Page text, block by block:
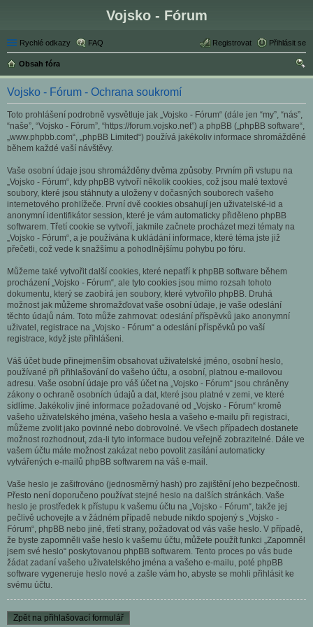
Vojsko - Fórum
Rychlé odkazy FAQ Přihlásit se
Registrovat
Obsah fóra
led
Vojsko - Fórum - Ochrana soukromí
Toto prohlášení podrobně vysvětluje jak „Vojsko - Fórum“ (dále jen “my”, “nás”,
“naše”, “Vojsko - Fórum”, “https://forum.vojsko.net”) a phpBB („phpBB software“,
„www.phpbb.com“, „phpBB Limited“) používá jakékoliv informace shromážděné
během každé vaší návštěvy.
Vaše osobní údaje jsou shromážděny dvěma způsoby. Prvním při vstupu na
„Vojsko - Fórum“, kdy phpBB vytvoří několik cookies, což jsou malé textové
soubory, které jsou stáhnuty a uloženy v dočasných souborech vašeho
internetového prohlížeče. První dvě cookies obsahují jen uživatelské-id a
anonymní identifikátor session, které je vám automaticky přiděleno phpBB
softwarem. Třetí cookie se vytvoří, jakmile začnete procházet mezi tématy na
„Vojsko - Fórum“, a je používána k ukládání informace, které téma jste již
přečetli, což vede k snažšímu a pohodlnějšímu pohybu po fóru.
Můžeme také vytvořit další cookies, které nepatří k phpBB software během
procházení „Vojsko - Fórum“, ale tyto cookies jsou mimo rozsah tohoto
dokumentu, který se zaobírá jen soubory, které vytvořilo phpBB. Druhá
možnost jak můžeme shromažďovat vaše osobní údaje, je vaše odeslání
těchto údajů nám. Toto může zahrnovat: odeslání příspěvků jako anonymní
uživatel, registrace na „Vojsko - Fórum“ a odeslání příspěvků po vaší
registrace, když jste přihlášeni.
Váš účet bude přinejmenším obsahovat uživatelské jméno, osobní heslo,
používané při přihlašování do vašeho účtu, a osobní, platnou e-mailovou
adresu. Vaše osobní údaje pro váš účet na „Vojsko - Fórum“ jsou chráněny
zákony o ochraně osobních údajů a dat, které jsou platné v zemi, ve které
sídlíme. Jakékoliv jiné informace požadované od „Vojsko - Fórum“ kromě
vašeho uživatelského jména, vašeho hesla a vašeho e-mailu při registraci,
můžeme zvolit jako povinné nebo dobrovolné. Ve všech případech dostanete
možnost rozhodnout, zda-li tyto informace budou veřejně zobrazitelné. Dále ve
vašem účtu máte možnost zakázat nebo povolit zasílání automaticky
vytvářených e-mailů phpBB softwarem na váš e-mail.
Vaše heslo je zašifrováno (jednosměrný hash) pro zajištění jeho bezpečnosti.
Přesto není doporučeno používat stejné heslo na dalších stránkách. Vaše
heslo je prostředek k přístupu k vašemu účtu na „Vojsko - Fórum“, takže jej
pečlivě uchovejte a v žádném případě nebude nikdo spojený s „Vojsko -
Fórum“, phpBB nebo jiné, třetí strany, požadovat od vás vaše heslo. V případě,
že byste zapomněli vaše heslo k vašemu účtu, můžete použít funkci „Zapomněl
jsem své heslo“ poskytovanou phpBB softwarem. Tento proces po vás bude
žádat zadaní vašeho uživatelského jména a vašeho e-mailu, poté phpBB
software vygeneruje heslo nové a zašle vám ho, abyste se mohli přihlásit ke
svému účtu.
Zpět na přihlašovací formulář